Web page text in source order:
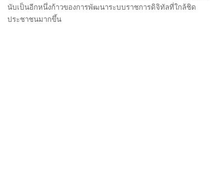
นับเป็นอีกหนึ่งก้าวของการพัฒนาระบบราชการดิจิทัลที่ใกล้ชิด
ประชาชนมากขึ้น